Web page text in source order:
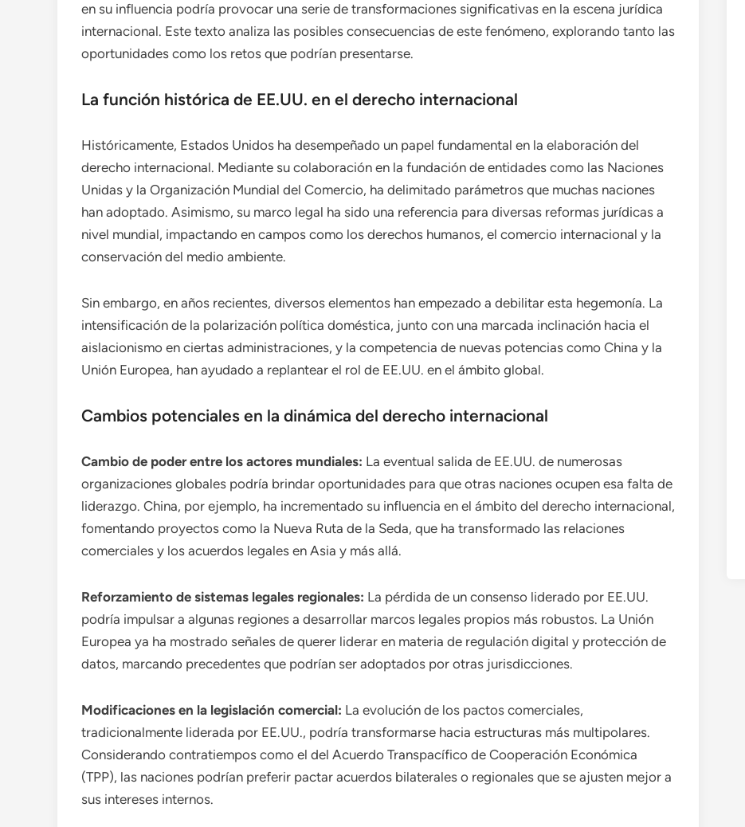
en su influencia podría provocar una serie de transformaciones significativas en la escena jurídica
internacional. Este texto analiza las posibles consecuencias de este fenómeno, explorando tanto las
oportunidades como los retos que podrían presentarse.
La función histórica de EE.UU. en el derecho internacional
Históricamente, Estados Unidos ha desempeñado un papel fundamental en la elaboración del
derecho internacional. Mediante su colaboración en la fundación de entidades como las Naciones
Unidas y la Organización Mundial del Comercio, ha delimitado parámetros que muchas naciones
han adoptado. Asimismo, su marco legal ha sido una referencia para diversas reformas jurídicas a
nivel mundial, impactando en campos como los derechos humanos, el comercio internacional y la
conservación del medio ambiente.
Sin embargo, en años recientes, diversos elementos han empezado a debilitar esta hegemonía. La
intensificación de la polarización política doméstica, junto con una marcada inclinación hacia el
aislacionismo en ciertas administraciones, y la competencia de nuevas potencias como China y la
Unión Europea, han ayudado a replantear el rol de EE.UU. en el ámbito global.
Cambios potenciales en la dinámica del derecho internacional
Cambio de poder entre los actores mundiales: La eventual salida de EE.UU. de numerosas
organizaciones globales podría brindar oportunidades para que otras naciones ocupen esa falta de
liderazgo. China, por ejemplo, ha incrementado su influencia en el ámbito del derecho internacional,
fomentando proyectos como la Nueva Ruta de la Seda, que ha transformado las relaciones
comerciales y los acuerdos legales en Asia y más allá.
Reforzamiento de sistemas legales regionales: La pérdida de un consenso liderado por EE.UU.
podría impulsar a algunas regiones a desarrollar marcos legales propios más robustos. La Unión
Europea ya ha mostrado señales de querer liderar en materia de regulación digital y protección de
datos, marcando precedentes que podrían ser adoptados por otras jurisdicciones.
Modificaciones en la legislación comercial: La evolución de los pactos comerciales,
tradicionalmente liderada por EE.UU., podría transformarse hacia estructuras más multipolares.
Considerando contratiempos como el del Acuerdo Transpacífico de Cooperación Económica
(TPP), las naciones podrían preferir pactar acuerdos bilaterales o regionales que se ajusten mejor a
sus intereses internos.